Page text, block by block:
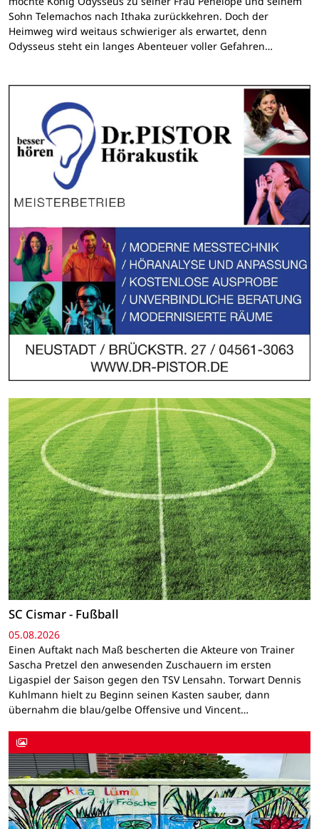
Sohn Telemachos nach Ithaka zurückkehren. Doch der
Heimweg wird weitaus schwieriger als erwartet, denn
Odysseus steht ein langes Abenteuer voller Gefahren…
SC Cismar - Fußball
05.08.2026
Einen Auftakt nach Maß bescherten die Akteure von Trainer
Sascha Pretzel den anwesenden Zuschauern im ersten
Ligaspiel der Saison gegen den TSV Lensahn. Torwart Dennis
Kuhlmann hielt zu Beginn seinen Kasten sauber, dann
übernahm die blau/gelbe Offensive und Vincent…